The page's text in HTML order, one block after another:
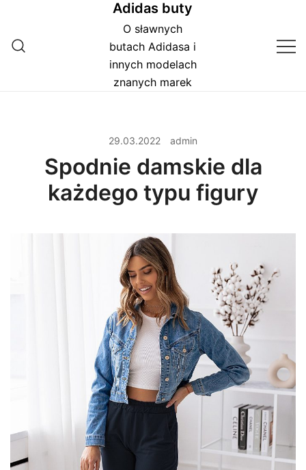
treści
Adidas buty
O sławnych
butach Adidasa i
innych modelach
znanych marek
29.03.2022 admin
Spodnie damskie dla
każdego typu figury